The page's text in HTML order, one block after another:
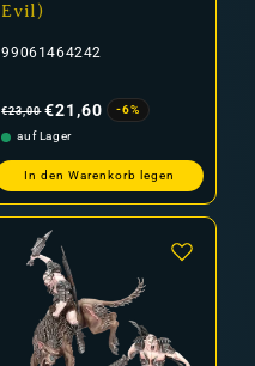
Evil)
99061464242
Preis
€23,00 €21,60
-6%
auf Lager
In den Warenkorb legen